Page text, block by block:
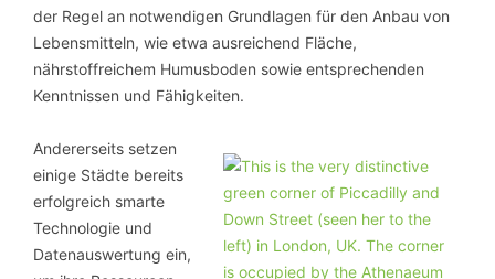
der Regel an notwendigen Grundlagen für den Anbau von
Lebensmitteln, wie etwa ausreichend Fläche,
nährstoffreichem Humusboden sowie entsprechenden
Kenntnissen und Fähigkeiten.
Andererseits setzen
einige Städte bereits
erfolgreich smarte
Technologie und
Datenauswertung ein,